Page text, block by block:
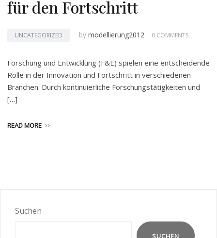
für den Fortschritt
UNCATEGORIZED by modellierung2012 0 COMMENTS
Forschung und Entwicklung (F&E) spielen eine entscheidende
Rolle in der Innovation und Fortschritt in verschiedenen
Branchen. Durch kontinuierliche Forschungstätigkeiten und
[…]
READ MORE
Suchen
SUCHEN